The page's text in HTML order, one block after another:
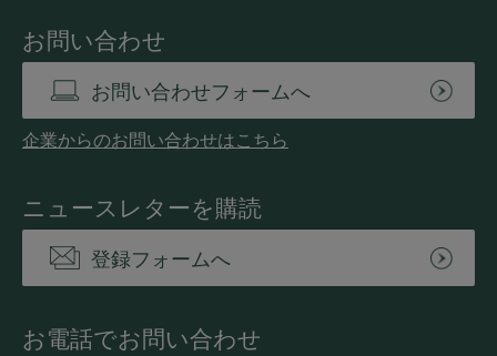
お問い合わせ
お問い合わせフォームへ
企業からのお問い合わせはこちら
ニュースレターを購読
登録フォームへ
お電話でお問い合わせ